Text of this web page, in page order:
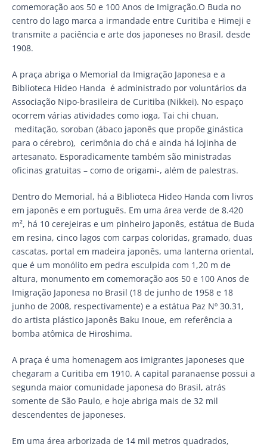
comemoração aos 50 e 100 Anos de Imigração.O Buda no
centro do lago marca a irmandade entre Curitiba e Himeji e
transmite a paciência e arte dos japoneses no Brasil, desde
1908.
A praça abriga o Memorial da Imigração Japonesa e a
Biblioteca Hideo Handa é administrado por voluntários da
Associação Nipo-brasileira de Curitiba (Nikkei). No espaço
ocorrem várias atividades como ioga, Tai chi chuan,
meditação, soroban (ábaco japonês que propõe ginástica
para o cérebro), cerimônia do chá e ainda há lojinha de
artesanato. Esporadicamente também são ministradas
oficinas gratuitas – como de origami-, além de palestras.
Dentro do Memorial, há a Biblioteca Hideo Handa com livros
em japonês e em português. Em uma área verde de 8.420
m², há 10 cerejeiras e um pinheiro japonês, estátua de Buda
em resina, cinco lagos com carpas coloridas, gramado, duas
cascatas, portal em madeira japonês, uma lanterna oriental,
que é um monólito em pedra esculpida com 1,20 m de
altura, monumento em comemoração aos 50 e 100 Anos de
Imigração Japonesa no Brasil (18 de junho de 1958 e 18
junho de 2008, respectivamente) e a estátua Paz Nº 30.31,
do artista plástico japonês Baku Inoue, em referência a
bomba atômica de Hiroshima.
A praça é uma homenagem aos imigrantes japoneses que
chegaram a Curitiba em 1910. A capital paranaense possui a
segunda maior comunidade japonesa do Brasil, atrás
somente de São Paulo, e hoje abriga mais de 32 mil
descendentes de japoneses.
Em uma área arborizada de 14 mil metros quadrados,